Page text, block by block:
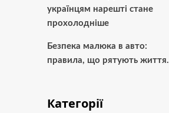
українцям нарешті стане
прохолодніше
Безпека малюка в авто:
правила, що рятують життя.
Категорії